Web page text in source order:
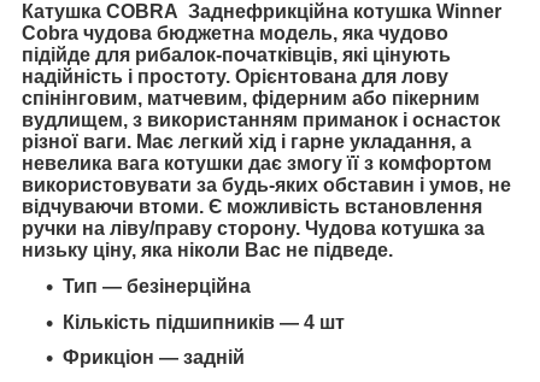
Катушка COBRA Заднефрикційна котушка Winner
Cobra чудова бюджетна модель, яка чудово
підійде для рибалок-початківців, які цінують
надійність і простоту. Орієнтована для лову
спінінговим, матчевим, фідерним або пікерним
вудлищем, з використанням приманок і оснасток
різної ваги. Має легкий хід і гарне укладання, а
невелика вага котушки дає змогу її з комфортом
використовувати за будь-яких обставин і умов, не
відчуваючи втоми. Є можливість встановлення
ручки на ліву/праву сторону. Чудова котушка за
низьку ціну, яка ніколи Вас не підведе.
Тип — безінерційна
Кількість підшипників — 4 шт
Фрикціон — задній